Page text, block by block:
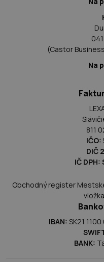
(Castor
Na
811
IČO:
DIČ
IČ DPH:
Obchodný register
IBAN: SK21
BANK: